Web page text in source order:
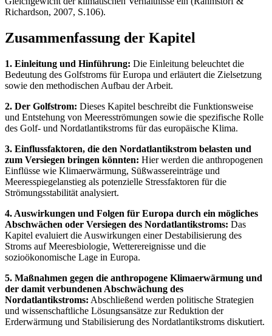
Richardson, 2007, S.106).
Zusammenfassung der Kapitel
1. Einleitung und Hinführung: Die Einleitung beleuchtet die
Bedeutung des Golfstroms für Europa und erläutert die Zielsetzung
sowie den methodischen Aufbau der Arbeit.
2. Der Golfstrom: Dieses Kapitel beschreibt die Funktionsweise
und Entstehung von Meeresströmungen sowie die spezifische Rolle
des Golf- und Nordatlantikstroms für das europäische Klima.
3. Einflussfaktoren, die den Nordatlantikstrom belasten und
zum Versiegen bringen könnten: Hier werden die anthropogenen
Einflüsse wie Klimaerwärmung, Süßwassereinträge und
Meeresspiegelanstieg als potenzielle Stressfaktoren für die
Strömungsstabilität analysiert.
4. Auswirkungen und Folgen für Europa durch ein mögliches
Abschwächen oder Versiegen des Nordatlantikstroms: Das
Kapitel evaluiert die Auswirkungen einer Destabilisierung des
Stroms auf Meeresbiologie, Wetterereignisse und die
sozioökonomische Lage in Europa.
5. Maßnahmen gegen die anthropogene Klimaerwärmung und
der damit verbundenen Abschwächung des
Nordatlantikstroms: Abschließend werden politische Strategien
und wissenschaftliche Lösungsansätze zur Reduktion der
Erderwärmung und Stabilisierung des Nordatlantikstroms diskutiert.